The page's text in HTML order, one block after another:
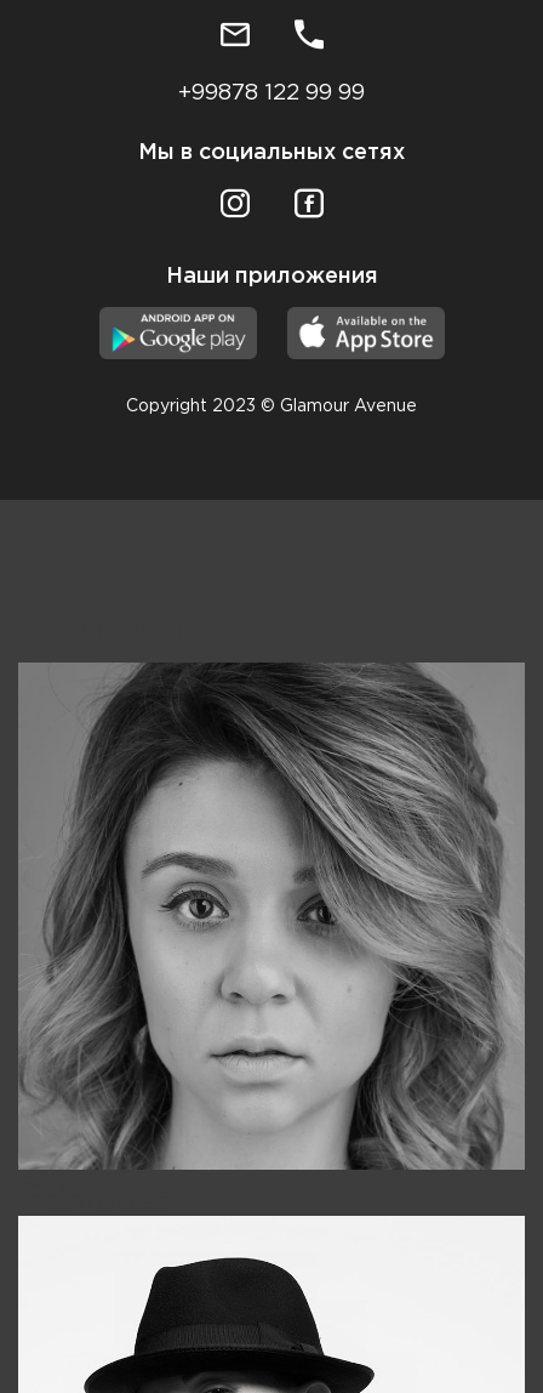
+99878 122 99 99
Мы в социальных сетях
Наши приложения
Copyright 2023 © Glamour Avenue